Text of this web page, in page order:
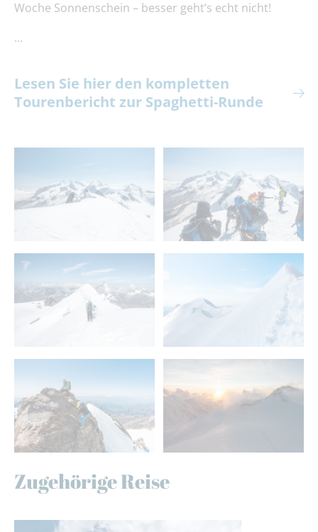
Woche Sonnenschein – besser geht’s echt nicht!
...
Lesen Sie hier den kompletten
Tourenbericht zur Spaghetti-Runde
Zugehörige Reise